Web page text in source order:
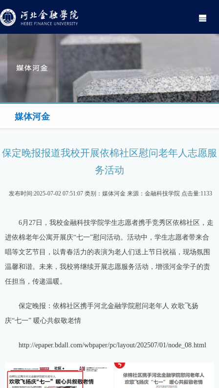
Toggle
媒体河金
保定晚报报道我校开展依棉社区慰问老年人志愿服
务活动
发布时间:2025-07-02 07:51:07 类别：媒体河金 来源：金融科技学院 点击量:1133
6月27日，我校金融科技学院学生志愿者携手竞秀区依棉社区，走
进依棉老年公寓开展庆“七一”慰问活动。活动中，学生志愿者带来合
唱等文艺节目，以青春活力的表演为老人们送上节日祝福，现场氛围
温馨和谐。未来，我校将继续开展志愿服务活动，增强河金学子的责
任担当，传递温暖。
保定晚报：依棉社区携手河北金融学院慰问老年人 欢歌飞扬
庆“七一” 暖心共叙敬老情
http://epaper.bdall.com/wbpaper/pc/layout/202507/01/node_08.html